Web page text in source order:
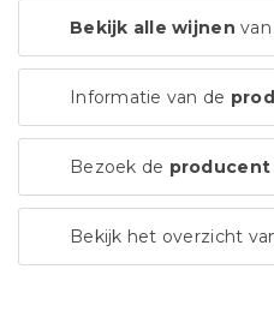
Bekijk alle wijnen
Informatie van de
Bezoek de
Bekijk het overzicht